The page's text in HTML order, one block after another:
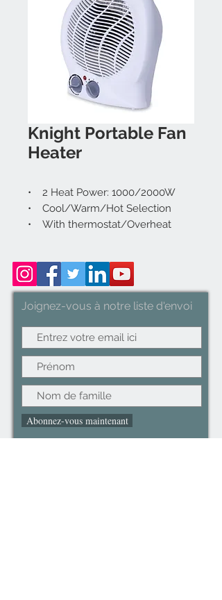
Knight Portable Fan
Heater
• 2 Heat Power: 1000/2000W
• Cool/Warm/Hot Selection
• With thermostat/Overheat
Joignez-vous à notre liste d'envoi
Abonnez-vous maintenant